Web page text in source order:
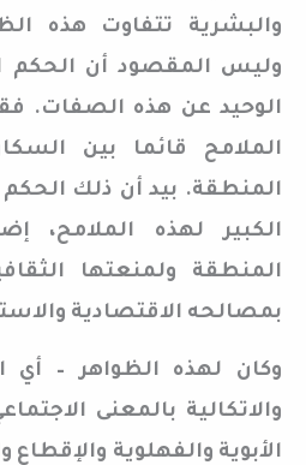
والبشرية تتفاوت هذه
وليس المقصود أن الحكم
الوحيد عن هذه الصفات.
الملامح قائما بين
المنطقة. بيد أن ذلك
الكبير لهذه الملامح،
المنطقة ولمنعتها
بمصالحه الاقتصادية
وكان لهذه الظواهر – أي
والاتكالية بالمعنى
الأبوية والفهلوية والإقطاع